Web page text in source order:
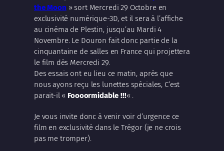
the Moon » sort Mercredi 29 Octobre en
exclusivité numérique-3D, et il sera à l’affiche
au cinéma de Plestin, jusqu’au Mardi 4
Novembre. Le Douron fait donc partie de la
cinquantaine de salles en France qui projettera
le film dès Mercredi 29.
Des essais ont eu lieu ce matin, après que
nous ayons reçu les lunettes spéciales, C’est
parait-il « Foooormidable !!!« .
Je vous invite donc à venir voir d’urgence ce
film en exclusivité dans le Trégor (je ne crois
pas me tromper).